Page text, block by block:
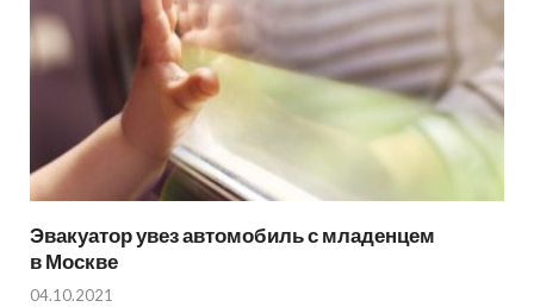
Эвакуатор увез автомобиль с младенцем
в Москве
04.10.2021